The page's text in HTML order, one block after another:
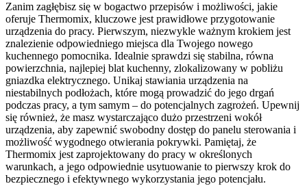
Zanim zagłębisz się w bogactwo przepisów i możliwości, jakie
oferuje Thermomix, kluczowe jest prawidłowe przygotowanie
urządzenia do pracy. Pierwszym, niezwykle ważnym krokiem jest
znalezienie odpowiedniego miejsca dla Twojego nowego
kuchennego pomocnika. Idealnie sprawdzi się stabilna, równa
powierzchnia, najlepiej blat kuchenny, zlokalizowany w pobliżu
gniazdka elektrycznego. Unikaj stawiania urządzenia na
niestabilnych podłożach, które mogą prowadzić do jego drgań
podczas pracy, a tym samym – do potencjalnych zagrożeń. Upewnij
się również, że masz wystarczająco dużo przestrzeni wokół
urządzenia, aby zapewnić swobodny dostęp do panelu sterowania i
możliwość wygodnego otwierania pokrywki. Pamiętaj, że
Thermomix jest zaprojektowany do pracy w określonych
warunkach, a jego odpowiednie usytuowanie to pierwszy krok do
bezpiecznego i efektywnego wykorzystania jego potencjału.